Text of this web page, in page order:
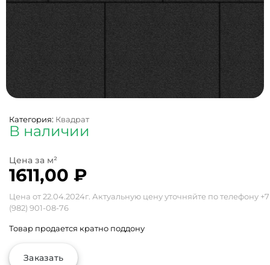
Категория: Квадрат
В наличии
1611,00 ₽
Цена от 22.04.2024г. Актуальную цену уточняйте по телефону +7
(982) 901-08-76
Товар продается кратно поддону
Заказать